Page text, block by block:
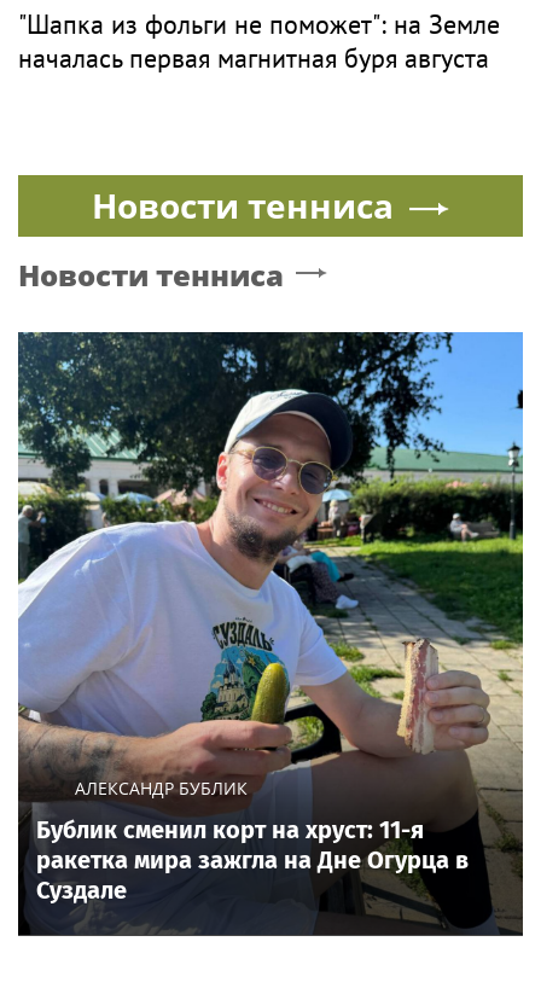
"Шапка из фольги не поможет": на Земле
началась первая магнитная буря августа
Новости тенниса
Новости тенниса
АЛЕКСАНДР БУБЛИК
Бублик сменил корт на хруст: 11-я
ракетка мира зажгла на Дне Огурца в
Суздале